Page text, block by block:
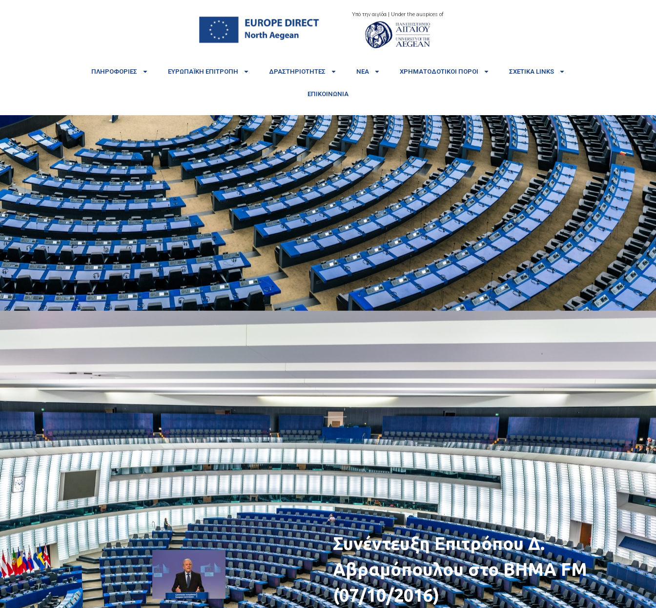
Υπό την αιγίδα | Under the auspices of
ΠΛΗΡΟΦΟΡΊΕΣ ΕΥΡΩΠΑΪΚΉ ΕΠΙΤΡΟΠΉ ΔΡΑΣΤΗΡΙΌΤΗΤΕΣ ΝΈΑ ΧΡΗΜΑΤΟΔΟΤΙΚΟΊ ΠΌΡΟΙ ΣΧΕΤΙΚΆ LINKS
ΕΠΙΚΟΙΝΩΝΊΑ
Συνέντευξη Επιτρόπου Δ.
Αβραμόπουλου στο ΒΗΜΑ FM
(07/10/2016)